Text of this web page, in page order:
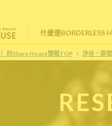
什麼是BORDERLESS
）的Share House情報TOP 涉谷・原